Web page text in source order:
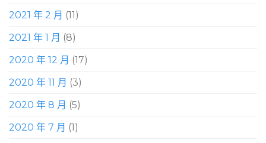
2021 年 2 月 (11)
2021 年 1 月 (8)
2020 年 12 月 (17)
2020 年 11 月 (3)
2020 年 8 月 (5)
2020 年 7 月 (1)